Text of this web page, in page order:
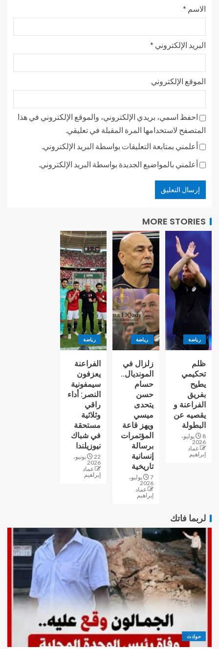
الاسم *
البريد الإلكتروني *
الموقع الإلكتروني
احفظ اسمي، بريدي الإلكتروني، والموقع الإلكتروني في هذا
المتصفح لاستخدامها المرة المقبلة في تعليقي.
أعلمني بمتابعة التعليقات بواسطة البريد الإلكتروني.
أعلمني بالمواضيع الجديدة بواسطة البريد الإلكتروني.
MORE STORIES
رياضة
ظلم
تحكيمي
يطيح
بفريق
الفراعنة و
يقصيه عن
البطولة
8 يوليو،
2026
عماد
إبراهيم
رياضة
زلزال في
المونديال..
حسام
حسن
يتحدى
ميسي
ويهز قاعة
المؤتمرات
برسالة
إنسانية
تاريخية
7 يوليو،
2026
عماد
إبراهيم
رياضة
الفراعنة
يعزفون
سيمفونية
النصر: أداء
راقي
وثلاثية
مستحقة
في شباك
نيوزيلندا
22 يونيو،
2026
عماد
إبراهيم
لربما فاتك
حوادث